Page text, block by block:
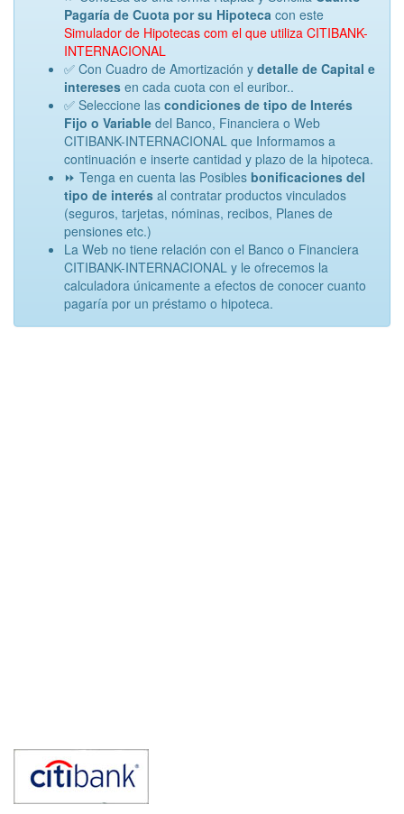
Pagaría de Cuota por su Hipoteca con este
Simulador de Hipotecas com el que utiliza CITIBANK-
INTERNACIONAL
✅ Con Cuadro de Amortización y detalle de Capital e
intereses en cada cuota con el euribor..
✅ Seleccione las condiciones de tipo de Interés
Fijo o Variable del Banco, Financiera o Web
CITIBANK-INTERNACIONAL que Informamos a
continuación e inserte cantidad y plazo de la hipoteca.
⏩ Tenga en cuenta las Posibles bonificaciones del
tipo de interés al contratar productos vinculados
(seguros, tarjetas, nóminas, recibos, Planes de
pensiones etc.)
La Web no tiene relación con el Banco o Financiera
CITIBANK-INTERNACIONAL y le ofrecemos la
calculadora únicamente a efectos de conocer cuanto
pagaría por un préstamo o hipoteca.